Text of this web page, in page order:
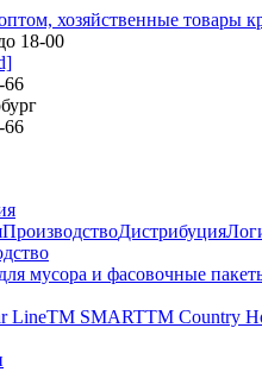
18-00
66
66
ПроизводствоДистрибуция
мусора и фасовочные
LineТМ SMARTТМ Country